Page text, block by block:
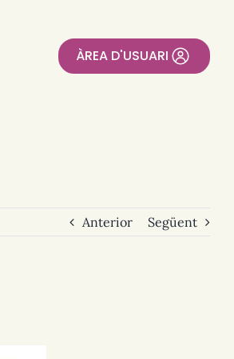
ÀREA D'USUARI
Anterior Següent